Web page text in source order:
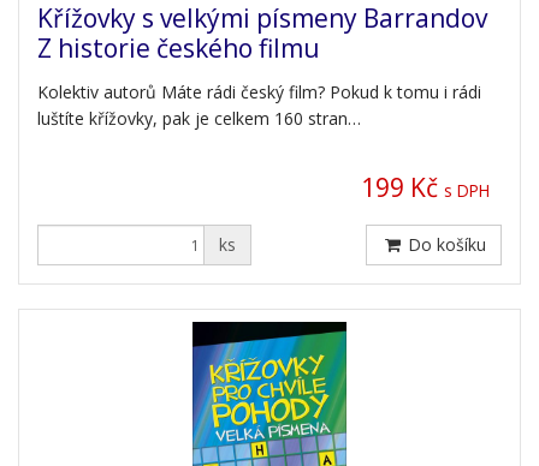
Křížovky s velkými písmeny Barrandov
Z historie českého filmu
Kolektiv autorů Máte rádi český film? Pokud k tomu i rádi
luštíte křížovky, pak je celkem 160 stran…
199 Kč s DPH
ks Do košíku